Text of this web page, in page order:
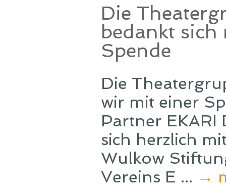
Die
bedankt sich
Spende
Die
wir mit einer
Partner EKARI
sich herzlich
Wulkow
Vereins E ... →